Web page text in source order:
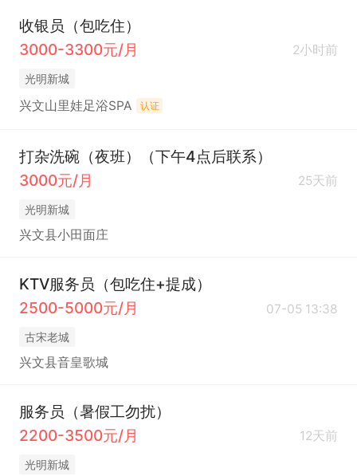
收银员（包吃住）
3000-3300元/月
2小时前
光明新城
兴文山里娃足浴SPA 认证
打杂洗碗（夜班）（下午4点后联系）
3000元/月
25天前
光明新城
兴文县小田面庄
KTV服务员（包吃住+提成）
2500-5000元/月
07-05 13:38
古宋老城
兴文县音皇歌城
服务员（暑假工勿扰）
2200-3500元/月
12天前
光明新城